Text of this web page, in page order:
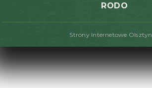
RODO
Strony Internetowe Olsztyn